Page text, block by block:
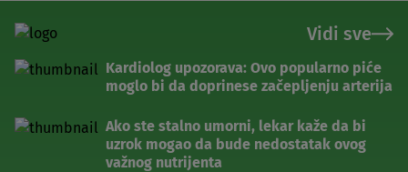
Vidi sve
Kardiolog upozorava: Ovo popularno piće
moglo bi da doprinese začepljenju arterija
Ako ste stalno umorni, lekar kaže da bi
uzrok mogao da bude nedostatak ovog
važnog nutrijenta